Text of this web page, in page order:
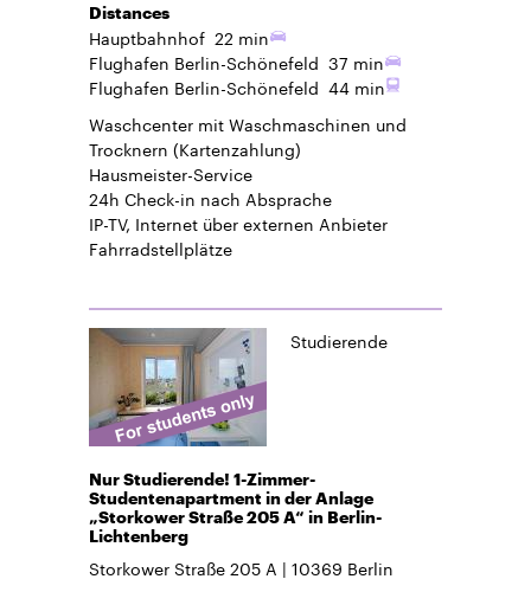
Distances
Hauptbahnhof 22 min
Flughafen Berlin-Schönefeld 37 min
Flughafen Berlin-Schönefeld 44 min
Waschcenter mit Waschmaschinen und
Trocknern (Kartenzahlung)
Hausmeister-Service
24h Check-in nach Absprache
IP-TV, Internet über externen Anbieter
Fahrradstellplätze
Studierende
Nur Studierende! 1-Zimmer-
Studentenapartment in der Anlage
„Storkower Straße 205 A“ in Berlin-
Lichtenberg
Storkower Straße 205 A 10369 Berlin